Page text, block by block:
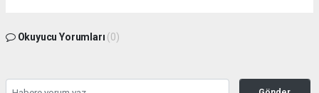
Okuyucu Yorumları (0)